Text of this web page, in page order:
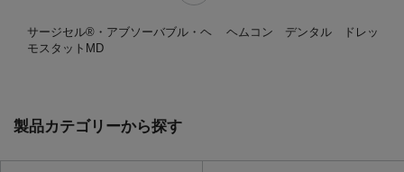
サージセル®・アブソーバブル・ヘ
モスタットMD
ヘムコン デンタル ドレッシン
製品カテゴリーから探す